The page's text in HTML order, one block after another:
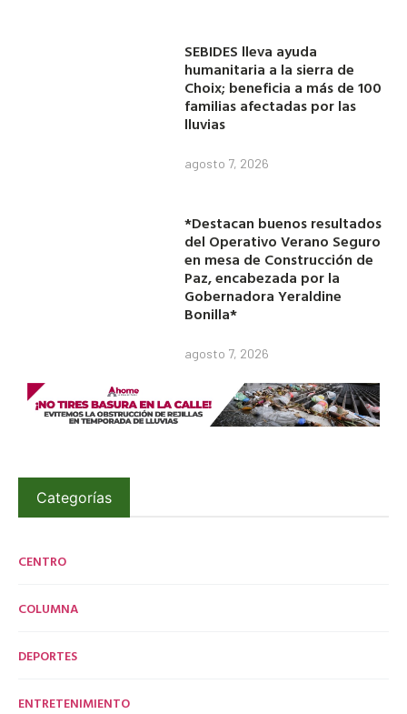
SEBIDES lleva ayuda
humanitaria a la sierra de
Choix; beneficia a más de 100
familias afectadas por las
lluvias
agosto 7, 2026
*Destacan buenos resultados
del Operativo Verano Seguro
en mesa de Construcción de
Paz, encabezada por la
Gobernadora Yeraldine
Bonilla*
agosto 7, 2026
Categorías
CENTRO
COLUMNA
DEPORTES
ENTRETENIMIENTO